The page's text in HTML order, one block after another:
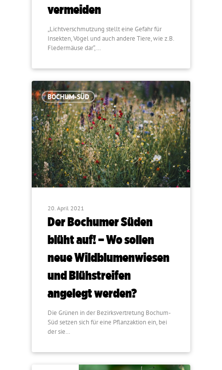
vermeiden
„Lichtverschmutzung stellt eine Gefahr für
Insekten, Vögel und auch andere Tiere, wie z.B.
Fledermäuse dar“,…
BOCHUM-SÜD
20. April 2021
Der Bochumer Süden
blüht auf! – Wo sollen
neue Wildblumenwiesen
und Blühstreifen
angelegt werden?
Die Grünen in der Bezirksvertretung Bochum-
Süd setzen sich für eine Pflanzaktion ein, bei
der sie…